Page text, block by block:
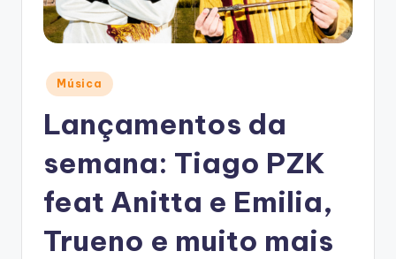
Posted
in
Música
Lançamentos da
semana: Tiago PZK
feat Anitta e Emilia,
Trueno e muito mais